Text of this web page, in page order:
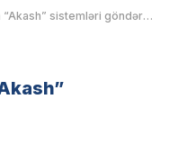
Ermənistan Hindistana “Akash” sistemləri göndərəcək